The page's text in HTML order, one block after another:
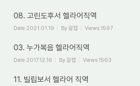
08. 고린도후서 헬라어직역
Date 2021.01.19 By갈렙 Views 1597
03. 누가복음 헬라어직역
Date 2017.12.16 By갈렙 Views 1563
11. 빌립보서 헬라어 직역